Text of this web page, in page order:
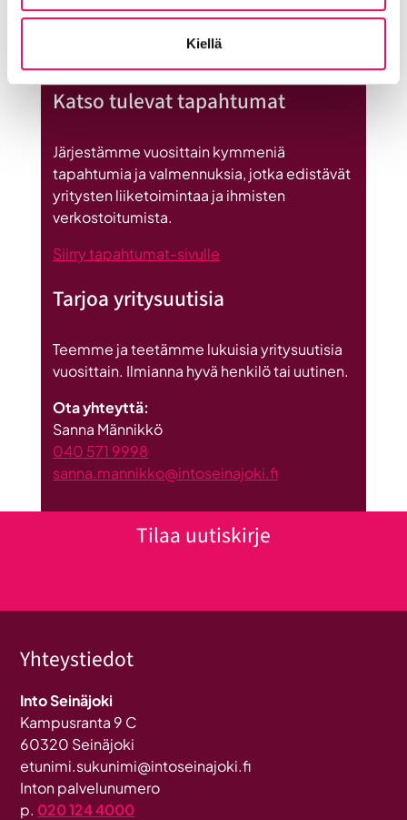
Kiellä
Uutiset
Seinäjoen
datakeskus
Britannnian
suurin
investointi
Katso tulevat tapahtumat
Järjestämme vuosittain kymmeniä
tapahtumia ja valmennuksia, jotka edistävät
yritysten liiketoimintaa ja ihmisten
verkostoitumista.
Siirry tapahtumat-sivulle
Tarjoa yritysuutisia
Teemme ja teetämme lukuisia yritysuutisia
vuosittain. Ilmianna hyvä henkilö tai uutinen.
Ota yhteyttä:
Sanna Männikkö
040 571 9998
sanna.mannikko@intoseinajoki.fi
Tilaa uutiskirje
Yhteystiedot
Into Seinäjoki
Kampusranta 9 C
60320 Seinäjoki
etunimi.sukunimi@intoseinajoki.fi
Inton palvelunumero
p. 020 124 4000